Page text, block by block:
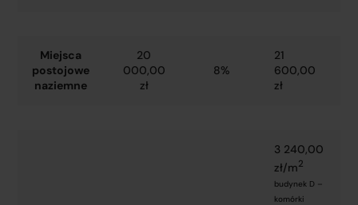
Miejsca
postojowe
naziemne
20
000,00
zł
8%
21
600,00
zł
3 240,00
zł/m2
budynek D –
komórki